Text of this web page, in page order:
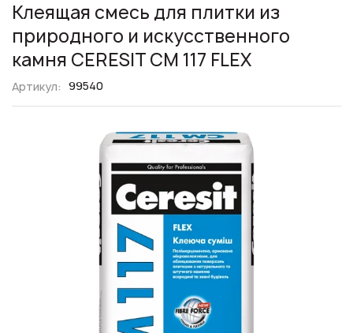
Клеящая смесь для плитки из
природного и искусственного
камня CERESIT CM 117 FLEX
Артикул 99540